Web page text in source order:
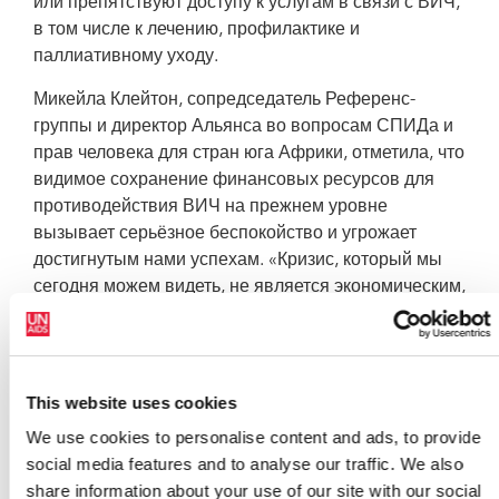
This website uses cookies
We use cookies to personalise content and ads, to provide
social media features and to analyse our traffic. We also
share information about your use of our site with our social
в том числе к лечению, профилактике и
паллиативному уходу.
Микейла Клейтон, сопредседатель Референс-
группы и директор Альянса во вопросам СПИДа и
прав человека для стран юга Африки, отметила, что
видимое сохранение финансовых ресурсов для
противодействия ВИЧ на прежнем уровне
вызывает серьёзное беспокойство и угрожает
достигнутым нами успехам. «Кризис, который мы
сегодня можем видеть, не является экономическим,
это кризис приоритетов. Мы должны быть
солидарны в выборе верных приоритетов, и мы
который должен применяться при выполнении
развития и прав человека».
Группа заявляет, что международное сообщество